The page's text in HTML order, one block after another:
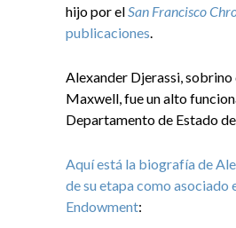
hijo por elSan Francisco
publicaciones.
Alexander Djerassi, sobrino
Maxwell, fue un alto
Departamento de Estado
Aquí está la biografía de
de su etapa como asociado
Endowment: